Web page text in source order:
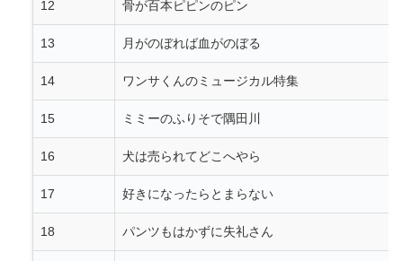
12 骨が百本ピピンのピン
13 月がのぼれば血がのぼる
14 ワンサくんのミュージカル特集
15 ミミーのふりそで隅田川
16 犬は売られてどこへやら
17 好きになったらとまらない
18 パンツもはかずに失礼さん